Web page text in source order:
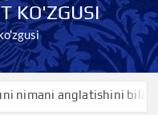
KO'ZGUSI
anglatishini bilasizmi